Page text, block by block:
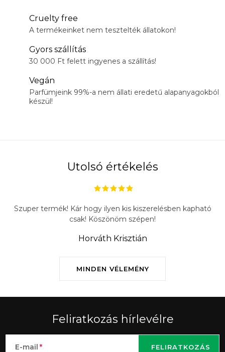
Cruelty free
A termékeinket nem tesztelték állatokon!
Gyors szállítás
30 000 Ft felett ingyenes a szállítás!
Vegán
Parfümjeink 99%-a nem állati eredetű alapanyagokból
készül!
Utolsó értékelés
MINDEN VÉLEMÉNY
Szuper termék! Kár hogy ilyen kis kiszerelésben kapható
csak! Köszönöm szépen!
Horváth Krisztián
Feliratkozás hírlevélre
E-mail FELIRATKOZÁS